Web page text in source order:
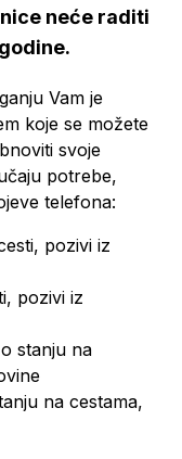
neće raditi
Vam je
koje se možete
svoje
potrebe,
telefona:
pozivi iz
pozivi iz
stanju na
na cestama,